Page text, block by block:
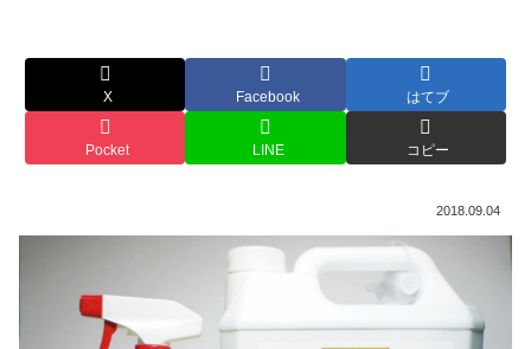
X Facebook はてブ
Pocket LINE コピー
2018.09.04